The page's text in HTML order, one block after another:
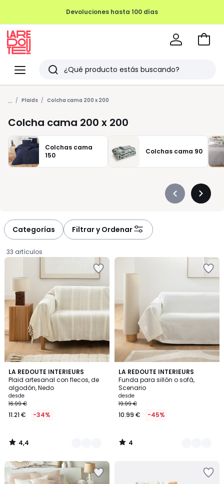
Devoluciones hasta 100 días
Menu
Redoute
Buscar
Últimos
artículos
vistos
Ir
... Plaids Colcha cama 200 x 200
Colcha cama 200 x 200
Colchas cama
150
Colchas cama 90
Précédent
Categorías Filtrar y Ordenar
33 artículos
LA REDOUTE INTERIEURS
Plaid artesanal con flecos, de
algodón, Nedo
Precio
a
partir
11.21
€
lugar
de
desde
16.99 €
11.21 € -34%
4,4
/ 5
12
Colores
4,4
/
LA REDOUTE INTERIEURS
Funda para sillón o sofá,
Scenario
desde
19.99 €
10.99 € -45%
4
/
5
8
Colores
4
/